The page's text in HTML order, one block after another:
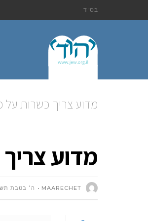
בס"ד
מדוע צריך כשרות על
מדוע
ה׳ בטבת תשע״ח